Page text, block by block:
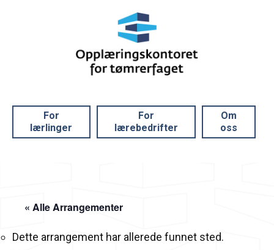
For
lærlinger
For
lærebedrifter
Om
oss
« Alle Arrangementer
Dette arrangement har allerede funnet sted.